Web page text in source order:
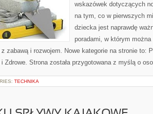
wskazówek dotyczących
na tym, co w pierwszych
dziecka jest naprawdę
poradami, w którym
zabawą i rozwojem. Nowe kategorie na stronie to:
i Zdrowe. Strona została przygotowana z myślą o
TECHNIKA